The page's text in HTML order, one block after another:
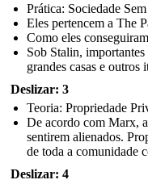
Prática: Sociedade
Eles pertencem a The
Como eles
Sob Stalin,
grandes casas e outros
Deslizar: 3
Teoria: Propriedade
De acordo com Marx,
sentirem alienados.
de toda a comunidade
Deslizar: 4